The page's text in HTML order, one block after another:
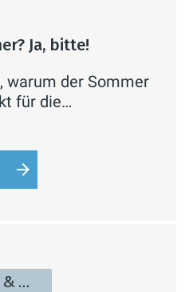
Ja, bitte!
warum der Sommer
für die
Komfort & Hygiene